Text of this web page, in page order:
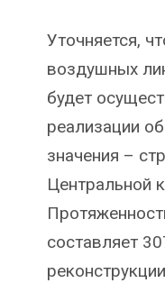
Уточняется,
воздушных
будет
реализации
значения –
Центральной
составляет